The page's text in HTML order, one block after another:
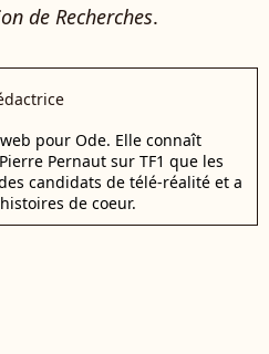
de Recherches.
pour Ode. Elle connaît
Pernaut sur TF1 que les
candidats de télé-réalité et a
de coeur.